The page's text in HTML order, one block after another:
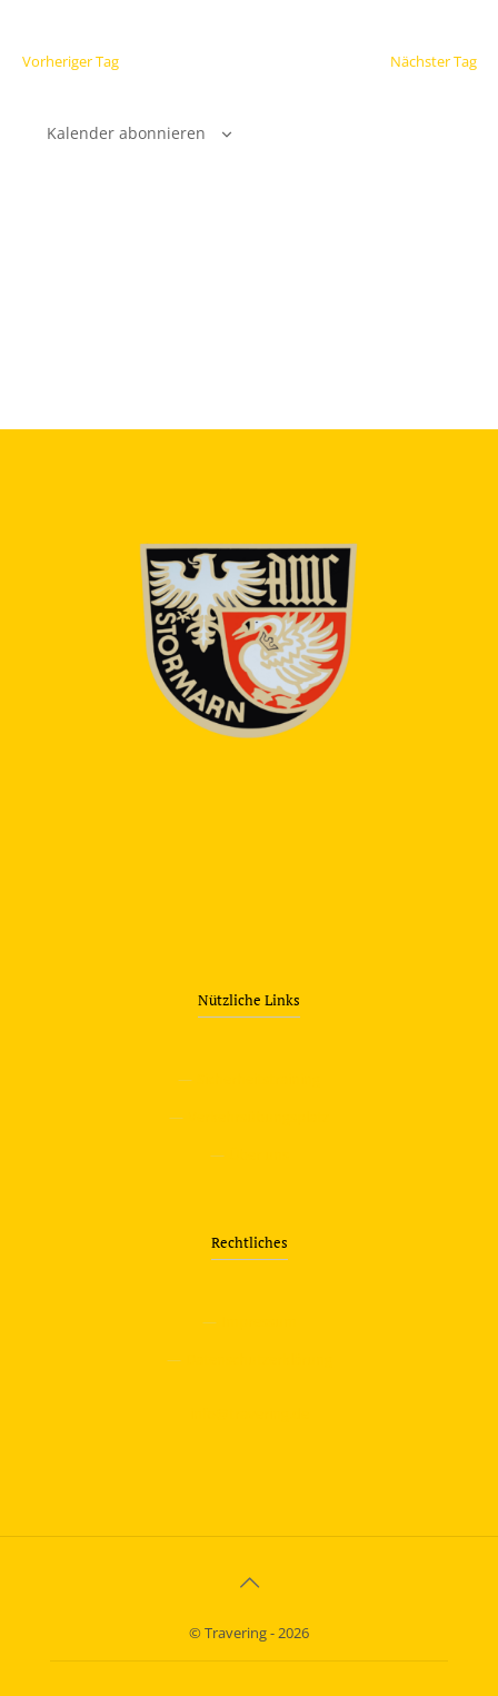
Vorheriger Tag Nächster Tag
Kalender abonnieren
Nützliche Links
—
—
—
Rechtliches
—
—
© Travering - 2026